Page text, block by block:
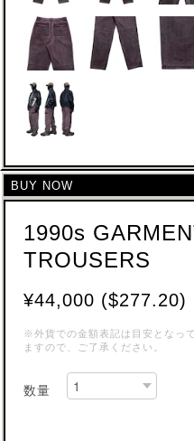
BUY NOW
1990s
TROUSERS
¥44,000 ($277.20)
※外貨での金額表記は目安となっ
ますので、ご了承ください。
数量